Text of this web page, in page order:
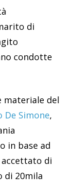
di
condotte
materiale del
De Simone,
in base ad
di
di 20mila